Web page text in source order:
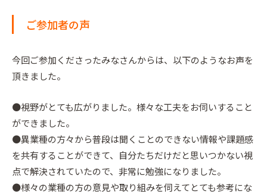
ご参加者の声
今回ご参加くださったみなさんからは、以下のようなお声を
頂きました。
●視野がとても広がりました。様々な工夫をお伺いすること
ができました。
●異業種の方々から普段は聞くことのできない情報や課題感
を共有することができて、自分たちだけだと思いつかない視
点で解決されていたので、非常に勉強になりました。
●様々の業種の方の意見や取り組みを伺えてとても参考にな